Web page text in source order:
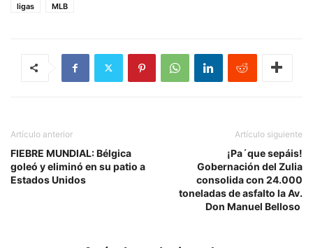
ligas
MLB
Artículo anterior
FIEBRE MUNDIAL: Bélgica
goleó y eliminó en su patio a
Estados Unidos
Artículo siguiente
¡Pa´que sepáis!
Gobernación del Zulia
consolida con 24.000
toneladas de asfalto la Av.
Don Manuel Belloso